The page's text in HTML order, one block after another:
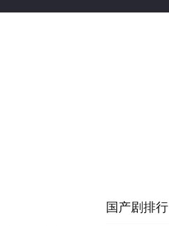
国产剧排行